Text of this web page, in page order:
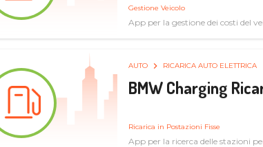
Gestione Veicolo
App per la gestione dei costi del
AUTO RICARICA AUTO ELETTRICA
BMW Charging
Ricarica in Postazioni Fisse
App per la ricerca delle stazioni